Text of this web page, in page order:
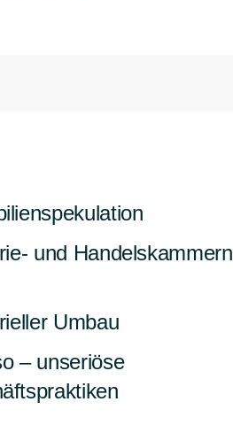
und Handelskammern
Umbau
– unseriöse